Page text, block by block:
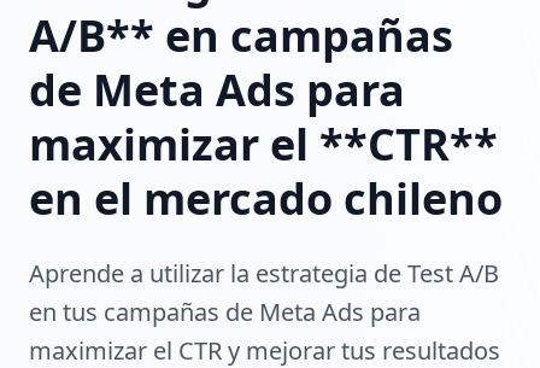
A/B** en campañas
de Meta Ads para
maximizar el **CTR**
en el mercado chileno
Aprende a utilizar la estrategia de Test A/B
en tus campañas de Meta Ads para
maximizar el CTR y mejorar tus resultados